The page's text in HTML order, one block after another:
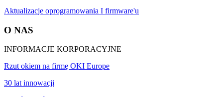
Aktualizacje oprogramowania I firmware'u
O NAS
INFORMACJE KORPORACYJNE
Rzut okiem na firmę OKI Europe
30 lat innowacji